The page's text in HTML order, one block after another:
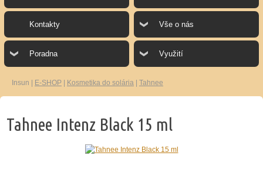
Kontakty Vše o nás
Poradna Využití
Insun E-SHOP Kosmetika do solária Tahnee
Tahnee Intenz Black 15 ml